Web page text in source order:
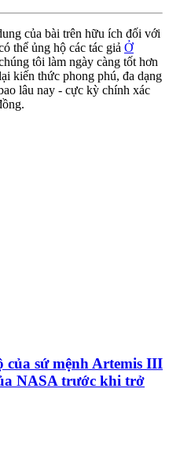
của bài trên hữu ích đối với
thể ủng hộ các tác giả Ở
tôi làm ngày càng tốt hơn
kiến thức phong phú, đa dạng
lâu nay - cực kỳ chính xác
của sứ mệnh Artemis III
NASA trước khi trở